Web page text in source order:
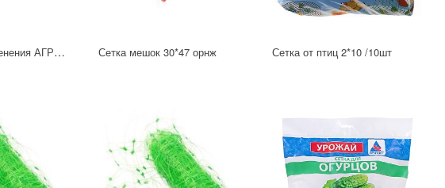
Сетка для притенения АГРОУСПЕХ бежевая 55% затенения 3х6м Сетка мешок 30*47 орнж Сетка от птиц 2*10 /10шт